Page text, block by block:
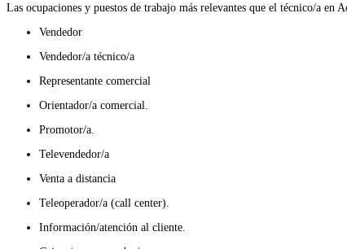
Las ocupaciones y puestos de trabajo más relevantes que el técnico/a en
Vendedor
Vendedor/a técnico/a
Representante comercial
Orientador/a comercial.
Promotor/a.
Televendedor/a
Venta a distancia
Teleoperador/a (call center).
Información/atención al cliente.